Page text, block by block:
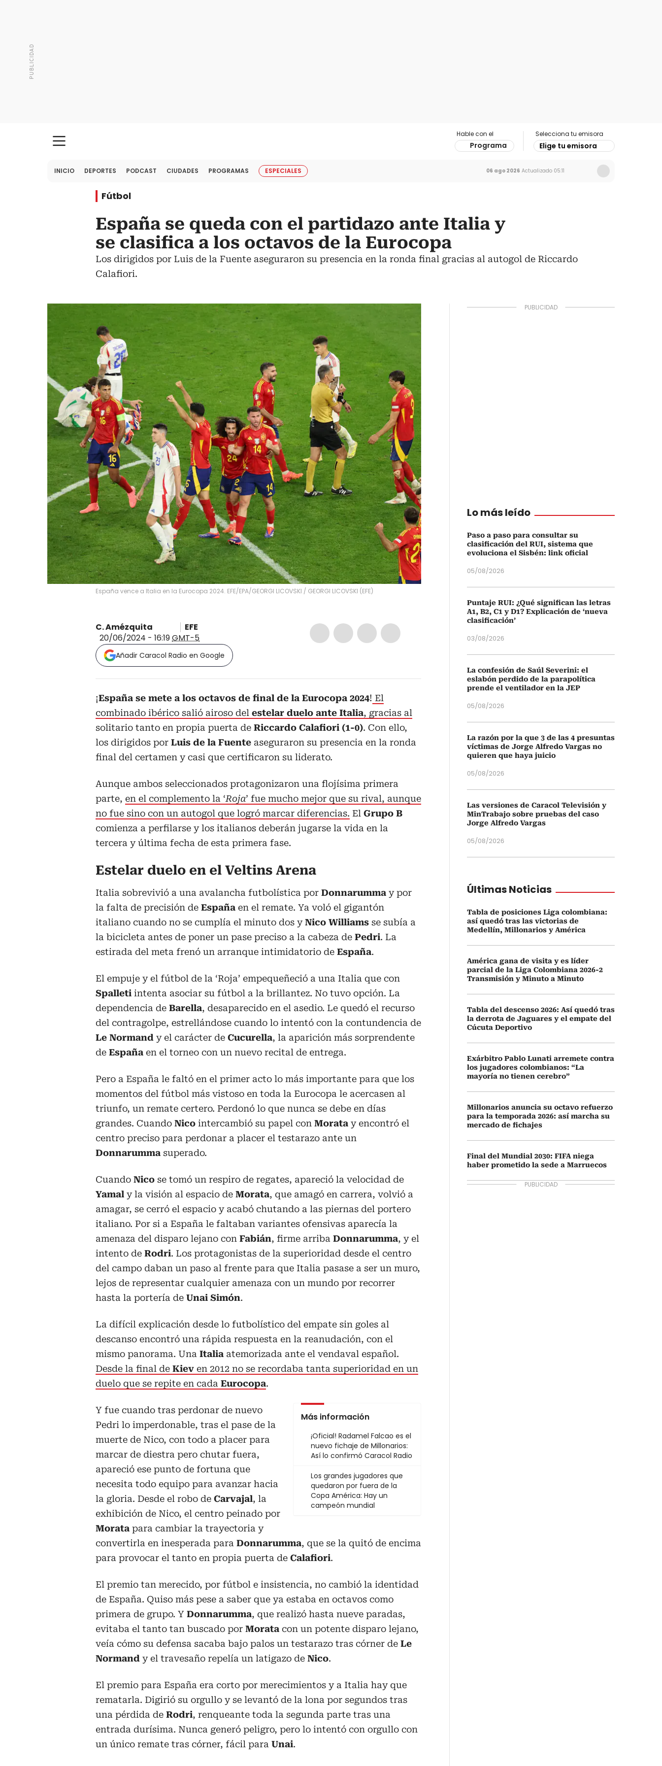
Hable con el
Programa
Selecciona tu emisora
Elige tu emisora
INICIO DEPORTES PODCAST CIUDADES PROGRAMAS ESPECIALES 06 ago 2026 Actualizado 05:11
Fútbol
España se queda con el partidazo ante Italia y
se clasifica a los octavos de la Eurocopa
Los dirigidos por Luis de la Fuente aseguraron su presencia en la ronda final gracias al autogol de Riccardo
Calafiori.
España vence a Italia en la Eurocopa 2024. EFE/EPA/GEORGI LICOVSKI / GEORGI LICOVSKI (EFE)
C. Amézquita
EFE
20/06/2024 - 16:19GMT-5
Añadir Caracol Radio en Google
¡España se mete a los octavos de final de la Eurocopa 2024! El
combinado ibérico salió airoso del estelar duelo ante Italia, gracias al
solitario tanto en propia puerta de Riccardo Calafiori (1-0). Con ello,
los dirigidos por Luis de la Fuente aseguraron su presencia en la ronda
final del certamen y casi que certificaron su liderato.
Aunque ambos seleccionados protagonizaron una flojísima primera
parte, en el complemento la ‘Roja’ fue mucho mejor que su rival, aunque
no fue sino con un autogol que logró marcar diferencias. El Grupo B
comienza a perfilarse y los italianos deberán jugarse la vida en la
tercera y última fecha de esta primera fase.
Estelar duelo en el Veltins Arena
Italia sobrevivió a una avalancha futbolística por Donnarumma y por
la falta de precisión de España en el remate. Ya voló el gigantón
italiano cuando no se cumplía el minuto dos yNico Williams se subía a
la bicicleta antes de poner un pase preciso a la cabeza de Pedri. La
estirada del meta frenó un arranque intimidatorio de España.
El empuje y el fútbol de la ‘Roja’ empequeñeció a una Italia que con
Spalleti intenta asociar su fútbol a la brillantez. No tuvo opción. La
dependencia de Barella, desaparecido en el asedio. Le quedó el recurso
del contragolpe, estrellándose cuando lo intentó con la contundencia de
Le Normand y el carácter de Cucurella, la aparición más sorprendente
de España en el torneo con un nuevo recital de entrega.
Pero a España le faltó en el primer acto lo más importante para que los
momentos del fútbol más vistoso en toda la Eurocopa le acercasen al
triunfo, un remate certero. Perdonó lo que nunca se debe en días
grandes. Cuando Nico intercambió su papel con Morata y encontró el
centro preciso para perdonar a placer el testarazo ante un
Donnarumma superado.
Cuando Nico se tomó un respiro de regates, apareció la velocidad de
Yamal y la visión al espacio de Morata, que amagó en carrera, volvió a
amagar, se cerró el espacio y acabó chutando a las piernas del portero
italiano. Por si a España le faltaban variantes ofensivas aparecía la
amenaza del disparo lejano con Fabián, firme arriba Donnarumma, y el
intento de Rodri. Los protagonistas de la superioridad desde el centro
del campo daban un paso al frente para que Italia pasase a ser un muro,
lejos de representar cualquier amenaza con un mundo por recorrer
hasta la portería de Unai Simón.
La difícil explicación desde lo futbolístico del empate sin goles al
descanso encontró una rápida respuesta en la reanudación, con el
mismo panorama. Una Italia atemorizada ante el vendaval español.
Desde la final de Kiev en 2012 no se recordaba tanta superioridad en un
duelo que se repite en cada Eurocopa.
Más información
¡Oficial! Radamel Falcao es el
nuevo fichaje de Millonarios:
Así lo confirmó Caracol Radio
Los grandes jugadores que
quedaron por fuera de la
Copa América: Hay un
campeón mundial
Y fue cuando tras perdonar de nuevo
Pedri lo imperdonable, tras el pase de la
muerte de Nico, con todo a placer para
marcar de diestra pero chutar fuera,
apareció ese punto de fortuna que
necesita todo equipo para avanzar hacia
la gloria. Desde el robo de Carvajal, la
exhibición de Nico, el centro peinado por
Morata para cambiar la trayectoria y
convertirla en inesperada para Donnarumma, que se la quitó de encima
para provocar el tanto en propia puerta de Calafiori.
El premio tan merecido, por fútbol e insistencia, no cambió la identidad
de España. Quiso más pese a saber que ya estaba en octavos como
primera de grupo. Y Donnarumma, que realizó hasta nueve paradas,
evitaba el tanto tan buscado por Morata con un potente disparo lejano,
veía cómo su defensa sacaba bajo palos un testarazo tras córner de Le
Normand y el travesaño repelía un latigazo de Nico.
El premio para España era corto por merecimientos y a Italia hay que
rematarla. Digirió su orgullo y se levantó de la lona por segundos tras
una pérdida de Rodri, renqueante toda la segunda parte tras una
entrada durísima. Nunca generó peligro, pero lo intentó con orgullo con
un único remate tras córner, fácil para Unai.
Lo más leído
Paso a paso para consultar su
clasificación del RUI, sistema que
evoluciona el Sisbén: link oficial
05/08/2026
Puntaje RUI: ¿Qué significan las letras
A1, B2, C1 y D1? Explicación de ‘nueva
clasificación’
03/08/2026
La confesión de Saúl Severini: el
eslabón perdido de la parapolítica
prende el ventilador en la JEP
05/08/2026
La razón por la que 3 de las 4 presuntas
víctimas de Jorge Alfredo Vargas no
quieren que haya juicio
05/08/2026
Las versiones de Caracol Televisión y
MinTrabajo sobre pruebas del caso
Jorge Alfredo Vargas
05/08/2026
Últimas Noticias
Tabla de posiciones Liga colombiana:
así quedó tras las victorias de
Medellín, Millonarios y América
América gana de visita y es líder
parcial de la Liga Colombiana 2026-2
Transmisión y Minuto a Minuto
Tabla del descenso 2026: Así quedó tras
la derrota de Jaguares y el empate del
Cúcuta Deportivo
Exárbitro Pablo Lunati arremete contra
los jugadores colombianos: “La
mayoría no tienen cerebro”
Millonarios anuncia su octavo refuerzo
para la temporada 2026: así marcha su
mercado de fichajes
Final del Mundial 2030: FIFA niega
haber prometido la sede a Marruecos